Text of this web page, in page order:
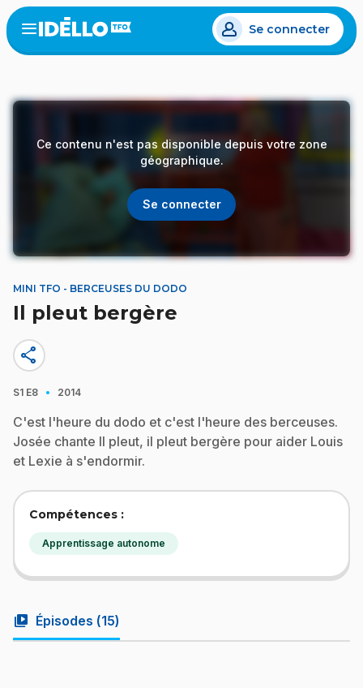
Aller
au
contenu
Open
menu
Se connecter
Ce contenu n'est pas disponible depuis votre zone
géographique.
Se connecter
MINI TFO - BERCEUSES DU DODO
Il pleut bergère
share
S1 E8 · 2014
C'est l'heure du dodo et c'est l'heure des berceuses.
Josée chante Il pleut, il pleut bergère pour aider Louis
et Lexie à s'endormir.
Compétences :
Apprentissage autonome
video_library Épisodes (15)